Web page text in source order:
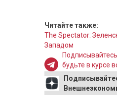
Читайте также:
The Spectator:
Западом
будьте в курсе